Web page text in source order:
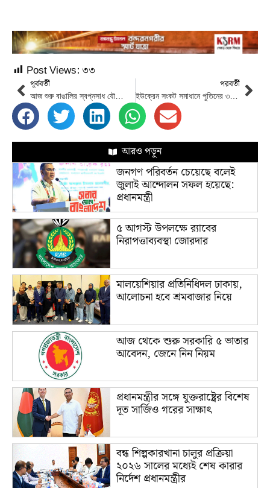
Post Views:৩৩
পূর্ববর্তী পরবর্তী
ইউক্রেন সংকট সমাধানে পুতিনের ৩ শর্ত
আরও পড়ুন
জনগণ পরিবর্তন চেয়েছে বলেই
জুলাই আন্দোলন সফল হয়েছে:
প্রধানমন্ত্রী
৫ আগস্ট উপলক্ষে র‌্যাবের
নিরাপত্তাব্যবস্থা জোরদার
মালয়েশিয়ার প্রতিনিধিদল ঢাকায়,
আলোচনা হবে শ্রমবাজার নিয়ে
আজ থেকে শুরু সরকারি ৫ ভাতার
আবেদন, জেনে নিন নিয়ম
প্রধানমন্ত্রীর সঙ্গে যুক্তরাষ্ট্রের বিশেষ
দূত সার্জিও গরের সাক্ষাৎ
বন্ধ শিল্পকারখানা চালুর প্রক্রিয়া
২০২৬ সালের মধ্যেই শেষ কারার
নির্দেশ প্রধানমন্ত্রীর